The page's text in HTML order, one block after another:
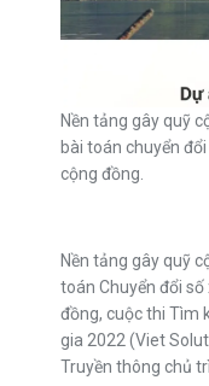
Nền tảng gây quỹ
bài toán chuyển
cộng đồng.
Nền tảng gây quỹ
toán Chuyển đổi
đồng, cuộc thi Tìm
gia 2022 (Viet
Truyền thông chủ